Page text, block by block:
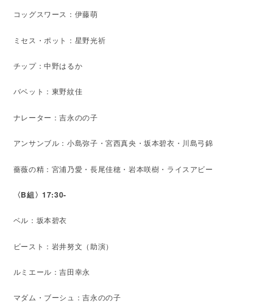
コッグスワース：伊藤萌
ミセス・ポット：星野光祈
チップ：中野はるか
バベット：東野紋佳
ナレーター：吉永のの子
アンサンブル：小島弥子・宮西真央・坂本碧衣・川島弓錦
薔薇の精：宮浦乃愛・長尾佳穂・岩本咲樹・ライスアビー
〈B組〉17:30-
ベル：坂本碧衣
ビースト：岩井努文（助演）
ルミエール：吉田幸永
マダム・ブーシュ：吉永のの子